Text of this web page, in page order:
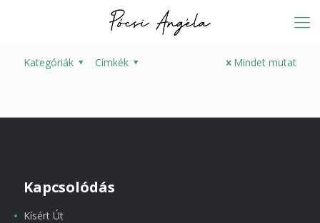
Kategóriák Címkék Mindet mutat
Kapcsolódás
Kísért Út